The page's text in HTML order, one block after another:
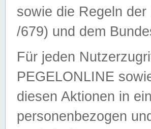
sowie die Regeln
/679) und dem
Für jeden
PEGELONLINE
diesen Aktionen in
personenbezogen